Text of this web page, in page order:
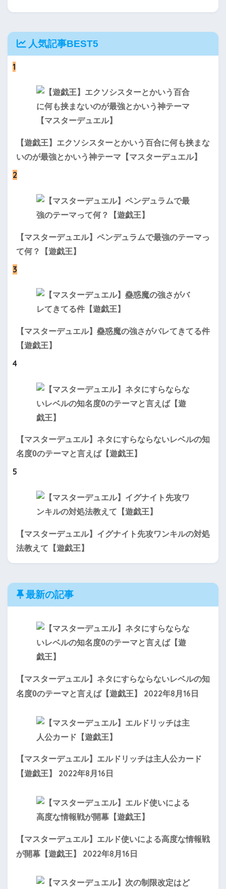
人気記事BEST5
1
【遊戯王】エクソシスターとかいう百合に何も挟まな
いのが最強とかいう神テーマ【マスターデュエル】
2
【マスターデュエル】ペンデュラムで最強のテーマっ
て何？【遊戯王】
3
【マスターデュエル】蠱惑魔の強さがバレてきてる件
【遊戯王】
4
【マスターデュエル】ネタにすらならないレベルの知
名度0のテーマと言えば【遊戯王】
5
【マスターデュエル】イグナイト先攻ワンキルの対処
法教えて【遊戯王】
最新の記事
【マスターデュエル】ネタにすらならないレベルの知
名度0のテーマと言えば【遊戯王】 2022年8月16日
【マスターデュエル】エルドリッチは主人公カード
【遊戯王】 2022年8月16日
【マスターデュエル】エルド使いによる高度な情報戦
が開幕【遊戯王】 2022年8月16日